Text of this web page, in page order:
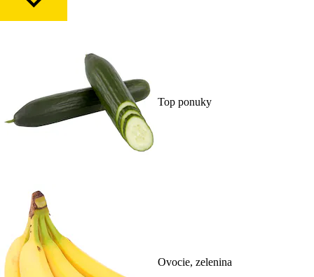
Top ponuky
Ovocie, zelenina